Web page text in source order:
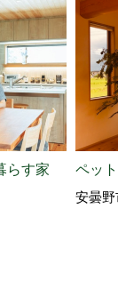
らす家
ペッ
安曇